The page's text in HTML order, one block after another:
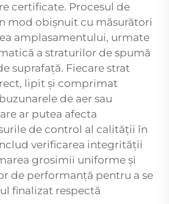
certificate. Procesul de
mod obișnuit cu măsurători
amplasamentului, urmate
a straturilor de spumă
suprafață. Fiecare strat
lipit și comprimat
de aer sau
ar putea afecta
de control al calității în
verificarea integrității
grosimii uniforme și
de performanță pentru a se
finalizat respectă